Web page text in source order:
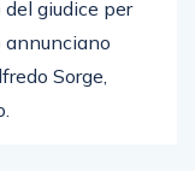
giudice per
annunciano
Sorge,